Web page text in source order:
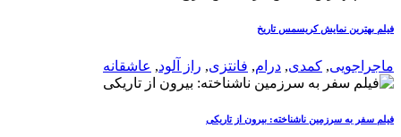
فیلم بهترین نمایش کریسمس تاریخ
ماجراجویی, کمدی, درام, فانتزی, راز آلود, عاشقانه
فیلم سفر به سرزمین ناشناخته: بیرون از تاریکی